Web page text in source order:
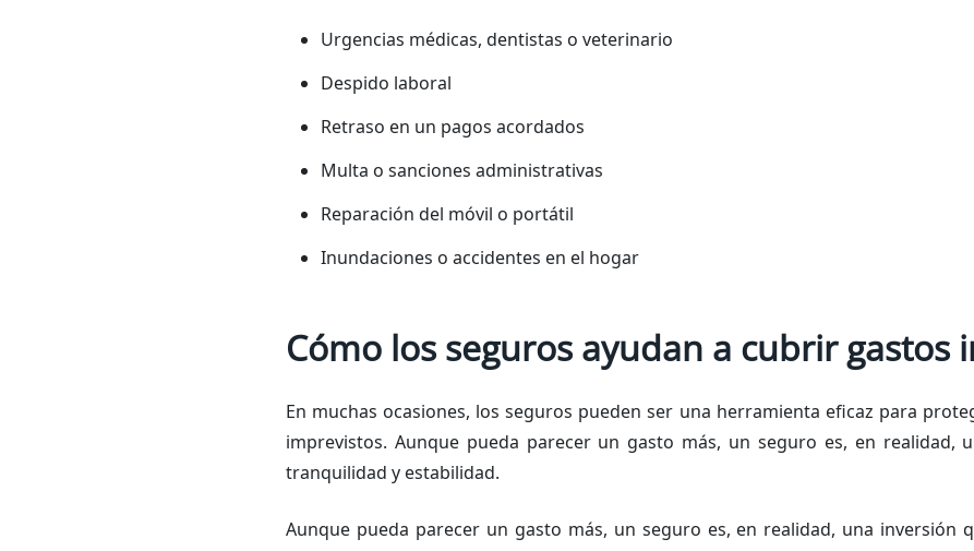
Urgencias médicas, dentistas o veterinario
Despido laboral
Retraso en un pagos acordados
Multa o sanciones administrativas
Reparación del móvil o portátil
Inundaciones o accidentes en el hogar
Cómo los seguros ayudan a cubrir gastos
En muchas ocasiones, los seguros pueden ser una herramienta eficaz para
imprevistos. Aunque pueda parecer un gasto más, un seguro es, en realidad,
tranquilidad y estabilidad.
Aunque pueda parecer un gasto más, un seguro es, en realidad, una inversión